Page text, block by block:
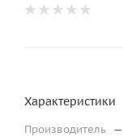
Характеристики
Производитель —